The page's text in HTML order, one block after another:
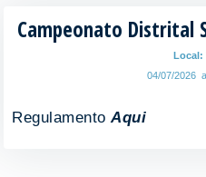
Campeonato Distrital
Local:
04/07/2026
RegulamentoAqui